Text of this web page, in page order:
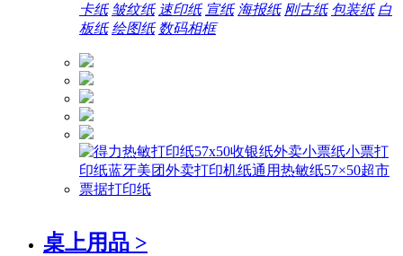
卡纸 皱纹纸 速印纸 宣纸 海报纸 刚古纸 包装纸 白
板纸 绘图纸 数码相框
桌上用品 >